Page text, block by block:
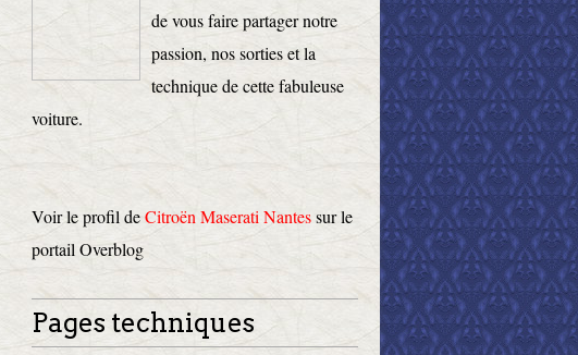
de vous faire partager notre
passion, nos sorties et la
technique de cette fabuleuse
voiture.
Voir le profil deCitroën Maserati Nantessur le
portail Overblog
Pages techniques